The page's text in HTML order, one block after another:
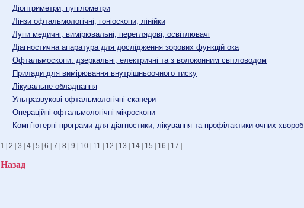
Діоптриметри, пупілометри
Лінзи офтальмологічні, гоніоскопи, лінійки
Лупи медичні, вимірювальні, переглядові, освітлювачі
Діагностична апаратура для дослідження зорових функцій ока
Офтальмоскопи: дзеркальні, електричні та з волоконним світловодом
Прилади для вимірювання внутрішньоочного тиску
Лікувальне обладнання
Ультразвукові офтальмологічні сканери
Операційні офтальмологічні мікроскопи
Комп`ютерні програми для діагностики, лікування та профілактики очних хвороб
1 | 2 3 4 5 6 7 8 9 10 11 12 13 14 15 16 17
Назад